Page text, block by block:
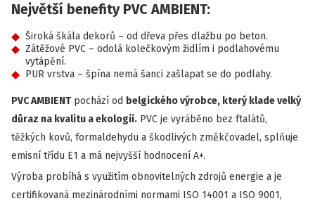
Největší benefity PVC AMBIENT:
Široká škála dekorů – od dřeva přes dlažbu po beton.
Zátěžové PVC – odolá kolečkovým židlím i podlahovému
vytápění.
PUR vrstva – špína nemá šanci zašlapat se do podlahy.
PVC AMBIENT pochází od belgického výrobce, který klade velký
důraz na kvalitu a ekologii. PVC je vyráběno bez ftalátů,
těžkých kovů, formaldehydu a škodlivých změkčovadel, splňuje
emisní třídu E1 a má nejvyšší hodnocení A+.
Výroba probíhá s využitím obnovitelných zdrojů energie a je
certifikovaná mezinárodními normami ISO 14001 a ISO 9001,